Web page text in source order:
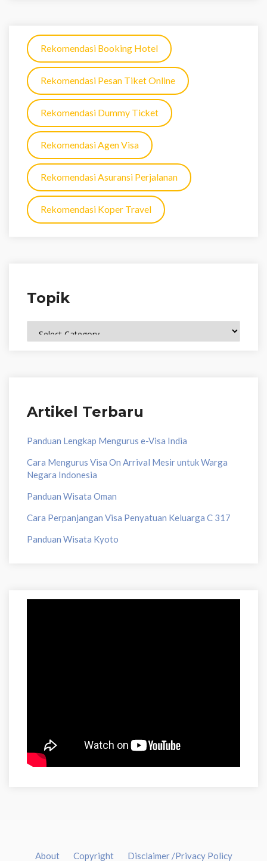
Rekomendasi Booking Hotel
Rekomendasi Pesan Tiket Online
Rekomendasi Dummy Ticket
Rekomendasi Agen Visa
Rekomendasi Asuransi Perjalanan
Rekomendasi Koper Travel
Topik
Artikel Terbaru
Panduan Lengkap Mengurus e-Visa India
Cara Mengurus Visa On Arrival Mesir untuk Warga
Negara Indonesia
Panduan Wisata Oman
Cara Perpanjangan Visa Penyatuan Keluarga C 317
Panduan Wisata Kyoto
About Copyright Disclaimer /Privacy Policy